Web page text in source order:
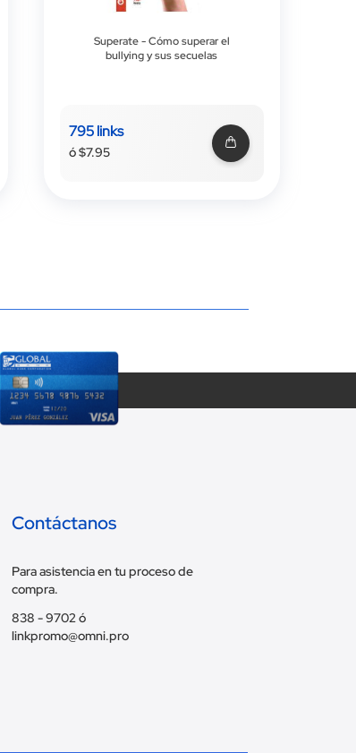
Superate - Cómo superar el
bullying y sus secuelas
795 links
ó $7.95
Contáctanos
Para asistencia en tu proceso de
compra.
838 - 9702 ó
linkpromo@omni.pro